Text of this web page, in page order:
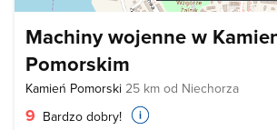
Machiny wojenne w
Pomorskim
Kamień Pomorski 25 km od Niechorza
9 Bardzo dobry!